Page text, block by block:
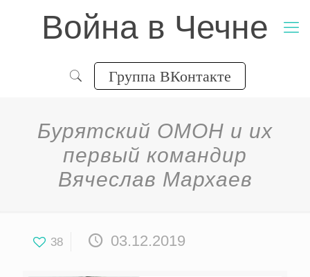
Война в Чечне
Группа ВКонтакте
Бурятский ОМОН и их
первый командир
Вячеслав Мархаев
38 03.12.2019